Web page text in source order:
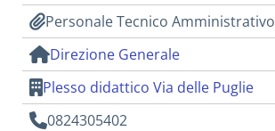
Personale Tecnico Amministrativo
Direzione Generale
Plesso didattico Via delle Puglie
0824305402